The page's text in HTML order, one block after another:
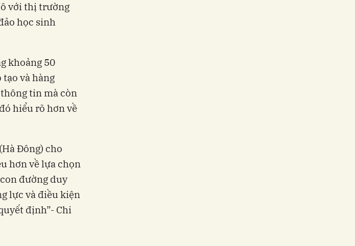
với thị trường
học sinh
khoảng 50
và hàng
tin mà còn
hiểu rõ hơn về
Đông) cho
hơn về lựa chọn
đường duy
lực và điều kiện
định”- Chi